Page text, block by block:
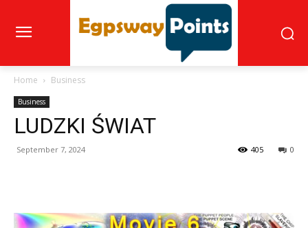
Home Business
Business
LUDZKI ŚWIAT
September 7, 2024 0
405